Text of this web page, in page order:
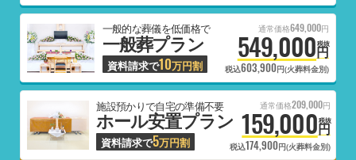
一般的な葬儀を低価格で
一般葬プラン
資料請求で10万円割
通常価格649,000円
549,000円
税抜
税込603,900円(火葬料金別)
施設預かりで自宅の準備不要
ホール安置プラン
資料請求で5万円割
通常価格209,000円
159,000円
税抜
税込174,900円(火葬料金別)